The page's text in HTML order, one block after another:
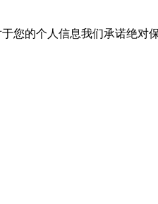
您的个人信息我们承诺绝对